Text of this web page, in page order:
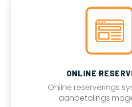
ONLINE
Online reserverings
aanbetalings